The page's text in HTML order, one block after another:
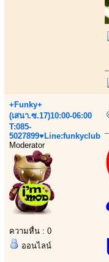
+Funky+
(เสนา.ซ.17)10:00-06:00
T:085-
5027899♥Line:funkyclub
Moderator
ความหื่น : 0
ออนไลน์